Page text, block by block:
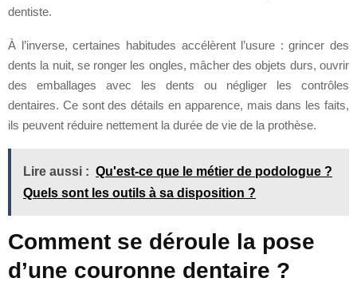
dentiste.
À l’inverse, certaines habitudes accélèrent l’usure : grincer des
dents la nuit, se ronger les ongles, mâcher des objets durs, ouvrir
des emballages avec les dents ou négliger les contrôles
dentaires. Ce sont des détails en apparence, mais dans les faits,
ils peuvent réduire nettement la durée de vie de la prothèse.
Lire aussi : Qu'est-ce que le métier de podologue ?
Quels sont les outils à sa disposition ?
Comment se déroule la pose
d’une couronne dentaire ?